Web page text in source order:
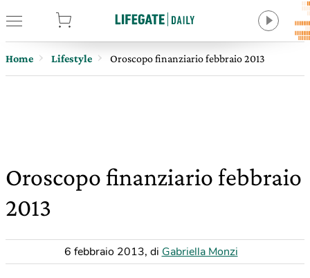
Home Lifestyle Oroscopo finanziario febbraio 2013
Oroscopo finanziario febbraio
2013
6 febbraio 2013, di Gabriella Monzi